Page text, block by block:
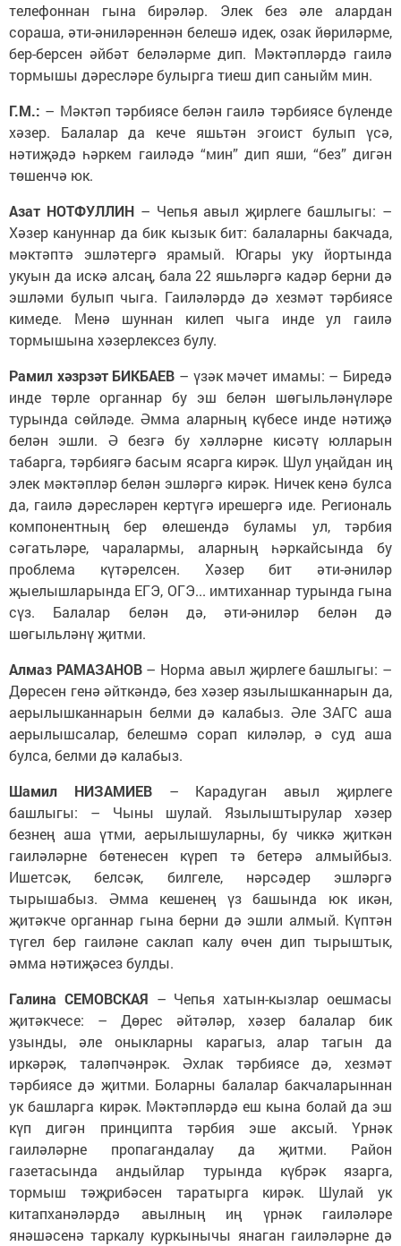
телефоннан гына бирәләр. Элек без әле алардан
сораша, әти-әниләреннән белешә идек, озак йөриләрме,
бер-берсен әйбәт беләләрме дип. Мәктәпләрдә гаилә
тормышы дәресләре булырга тиеш дип саныйм мин.
Г.М.: – Мәктәп тәрбиясе белән гаилә тәрбиясе бүленде
хәзер. Балалар да кече яшьтән эгоист булып үсә,
нәтиҗәдә һәркем гаиләдә “мин” дип яши, “без” дигән
төшенчә юк.
Азат НОТФУЛЛИН– Чепья авыл җирлеге башлыгы: –
Хәзер кануннар да бик кызык бит: балаларны бакчада,
мәктәптә эшләтергә ярамый. Югары уку йортында
укуын да искә алсаң, бала 22 яшьләргә кадәр берни дә
эшләми булып чыга. Гаиләләрдә дә хезмәт тәрбиясе
кимеде. Менә шуннан килеп чыга инде ул гаилә
тормышына хәзерлексез булу.
Рамил хәзрзәт БИКБАЕВ – үзәк мәчет имамы: – Биредә
инде төрле органнар бу эш белән шөгыльләнүләре
турында сөйләде. Әмма аларның күбесе инде нәтиҗә
белән эшли. Ә безгә бу хәлләрне кисәтү юлларын
табарга, тәрбиягә басым ясарга кирәк. Шул уңайдан иң
элек мәктәпләр белән эшләргә кирәк. Ничек кенә булса
да, гаилә дәресләрен кертүгә ирешергә иде. Региональ
компонентның бер өлешендә буламы ул, тәрбия
сәгатьләре, чаралармы, аларның һәркайсында бу
проблема күтәрелсен. Хәзер бит әти-әниләр
җыелышларында ЕГЭ, ОГЭ... имтиханнар турында гына
сүз. Балалар белән дә, әти-әниләр белән дә
шөгыльләнү җитми.
Алмаз РАМАЗАНОВ– Норма авыл җирлеге башлыгы: –
Дөресен генә әйткәндә, без хәзер язылышканнарын да,
аерылышканнарын белми дә калабыз. Әле ЗАГС аша
аерылышсалар, белешмә сорап киләләр, ә суд аша
булса, белми дә калабыз.
Шамил НИЗАМИЕВ– Карадуган авыл җирлеге
башлыгы: – Чыны шулай. Язылыштырулар хәзер
безнең аша үтми, аерылышуларны, бу чиккә җиткән
гаиләләрне бөтенесен күреп тә бетерә алмыйбыз.
Ишетсәк, белсәк, билгеле, нәрсәдер эшләргә
тырышабыз. Әмма кешенең үз башында юк икән,
җитәкче органнар гына берни дә эшли алмый. Күптән
түгел бер гаиләне саклап калу өчен дип тырыштык,
әмма нәтиҗәсез булды.
Галина СЕМОВСКАЯ – Чепья хатын-кызлар оешмасы
җитәкчесе: – Дөрес әйтәләр, хәзер балалар бик
узынды, әле оныкларны карагыз, алар тагын да
иркәрәк, таләпчәнрәк. Әхлак тәрбиясе дә, хезмәт
тәрбиясе дә җитми. Боларны балалар бакчаларыннан
ук башларга кирәк. Мәктәпләрдә еш кына болай да эш
күп дигән принципта тәрбия эше аксый. Үрнәк
гаиләләрне пропагандалау да җитми. Район
газетасында андыйлар турында күбрәк язарга,
тормыш тәҗрибәсен таратырга кирәк. Шулай ук
китапханәләрдә авылның иң үрнәк гаиләләре
янәшәсенә таркалу куркынычы янаган гаиләләрне дә